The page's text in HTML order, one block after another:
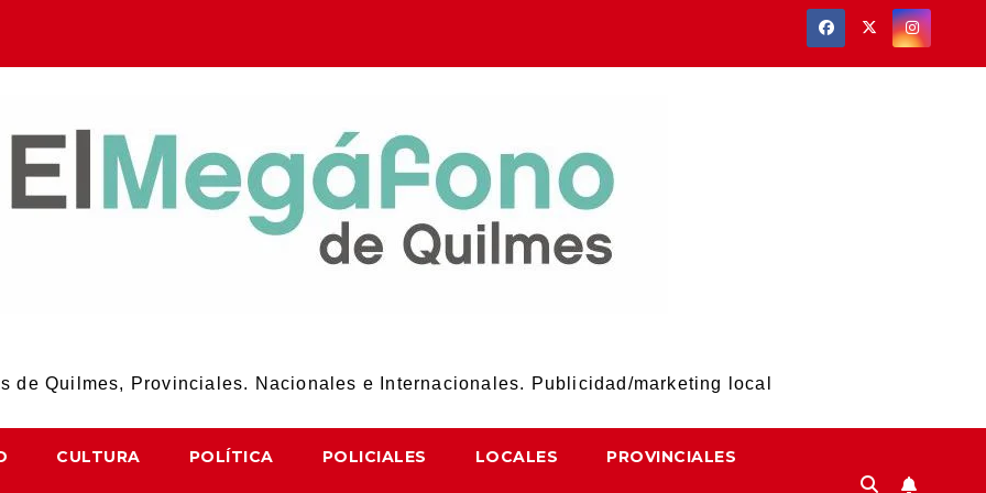
de Quilmes, Provinciales. Nacionales e Internacionales. Publicidad/marketing local
CULTURA POLÍTICA POLICIALES LOCALES PROVINCIALES